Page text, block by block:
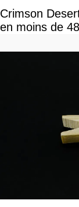
Crimson
en moins de